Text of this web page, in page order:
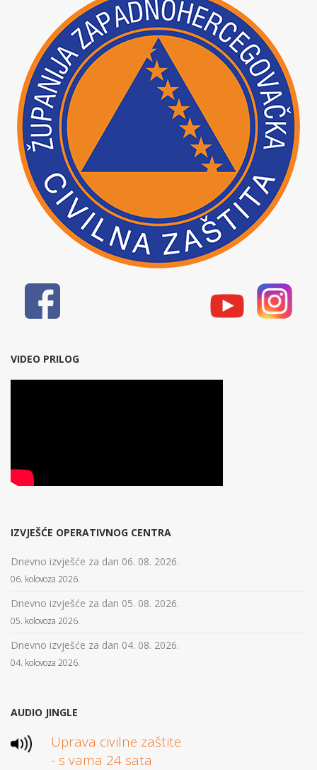
VIDEO PRILOG
IZVJEŠĆE OPERATIVNOG CENTRA
Dnevno izvješće za dan 06. 08. 2026.
06. kolovoza 2026.
Dnevno izvješće za dan 05. 08. 2026.
05. kolovoza 2026.
Dnevno izvješće za dan 04. 08. 2026.
04. kolovoza 2026.
AUDIO JINGLE
Uprava civilne zaštite
- s vama 24 sata